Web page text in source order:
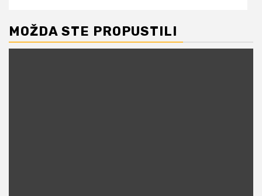
MOŽDA STE PROPUSTILI